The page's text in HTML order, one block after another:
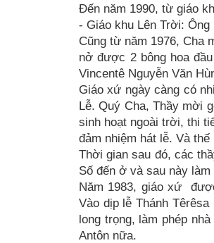
Đến năm 1990, từ giáo
- Giáo khu Lên Trời:
Cũng từ năm 1976, Cha
nở được 2 bông hoa
Vincentê Nguyễn Văn
Giáo xứ ngày càng có
Lễ. Quý Cha, Thầy mời
sinh hoạt ngoài trời, thi
đảm nhiệm hát lễ. Và
Thời gian sau đó, các
Số đến ở và sau này
Năm 1983, giáo xứ
Vào dịp lễ Thánh
long trọng, làm phép
Antôn nữa.